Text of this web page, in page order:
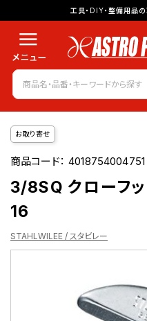
工具・DIY・整備用品
お取り寄せ
商品コード：4018754004751
3/8SQ クローフ
16
STAHLWILEE / スタビレー